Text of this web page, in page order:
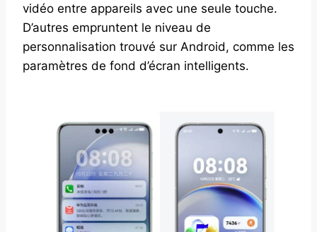
vidéo entre appareils avec une seule touche.
D’autres empruntent le niveau de
personnalisation trouvé sur Android, comme les
paramètres de fond d’écran intelligents.